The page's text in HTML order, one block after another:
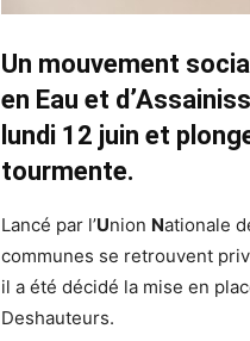
Un mouvement
en Eau et
lundi 12 juin et
tourmente.
Lancé par l’Union Nationale
communes se retrouvent
il a été décidé la mise en
Deshauteurs.